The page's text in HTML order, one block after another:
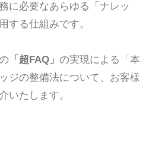
に必要なあらゆる「ナレッ
する仕組みです。
「超FAQ」 の実現による「本
ジの整備法について、お客様
いたします。